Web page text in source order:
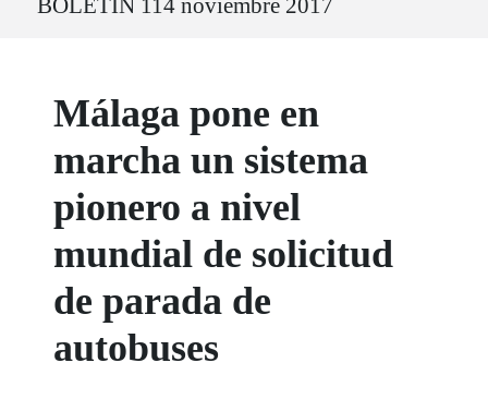
Málaga pone en
marcha un sistema
pionero a nivel
mundial de solicitud
de parada de
autobuses